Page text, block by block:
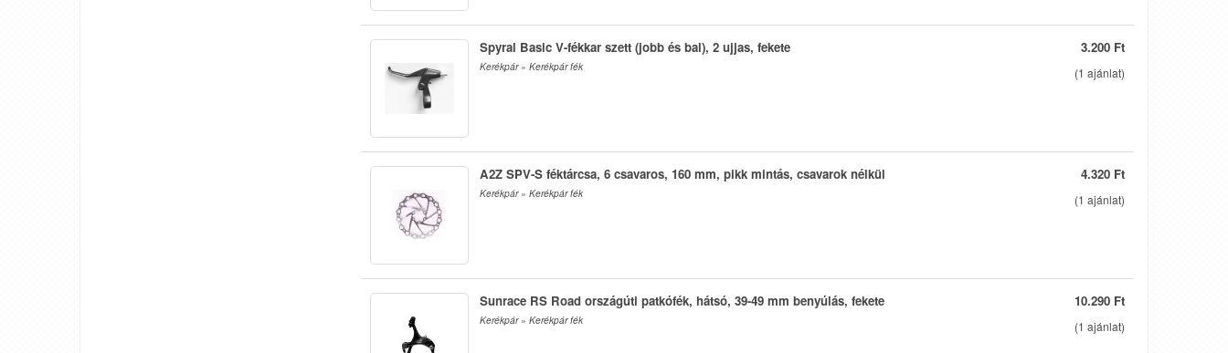
3.200 Ft
(1 ajánlat)
Spyral Basic V-fékkar szett (jobb és bal), 2 ujjas, fekete
Kerékpár » Kerékpár fék
4.320 Ft
(1 ajánlat)
A2Z SPV-S féktárcsa, 6 csavaros, 160 mm, pikk mintás, csavarok nélkül
Kerékpár » Kerékpár fék
10.290 Ft
(1 ajánlat)
Sunrace RS Road országúti patkófék, hátsó, 39-49 mm benyúlás, fekete
Kerékpár » Kerékpár fék